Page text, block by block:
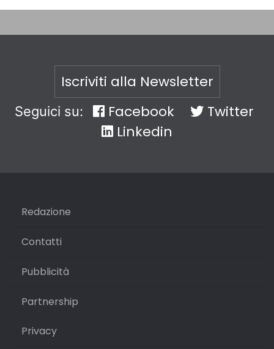
Iscriviti alla Newsletter
Seguici su: Facebook
Twitter
Linkedin
Redazione
Contatti
Pubblicità
Partnership
Privacy